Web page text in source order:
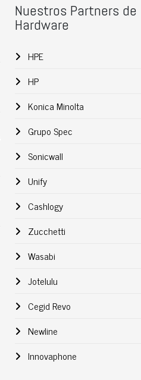
Nuestros Partners de
Hardware
HPE
HP
Konica Minolta
Grupo Spec
Sonicwall
Unify
Cashlogy
Zucchetti
Wasabi
Jotelulu
Cegid Revo
Newline
Innovaphone